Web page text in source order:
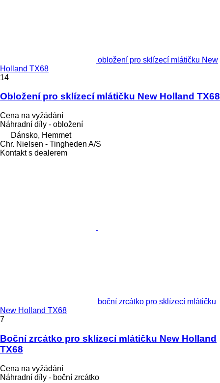
obložení pro sklízecí mlátičku New
Holland TX68
14
Obložení pro sklízecí mlátičku New Holland TX68
Cena na vyžádání
Náhradní díly - obložení
Dánsko, Hemmet
Chr. Nielsen - Tingheden A/S
Kontakt s dealerem
boční zrcátko pro sklízecí mlátičku
New Holland TX68
7
Boční zrcátko pro sklízecí mlátičku New Holland
TX68
Cena na vyžádání
Náhradní díly - boční zrcátko